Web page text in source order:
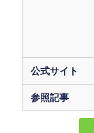
公式サイト
参照記事